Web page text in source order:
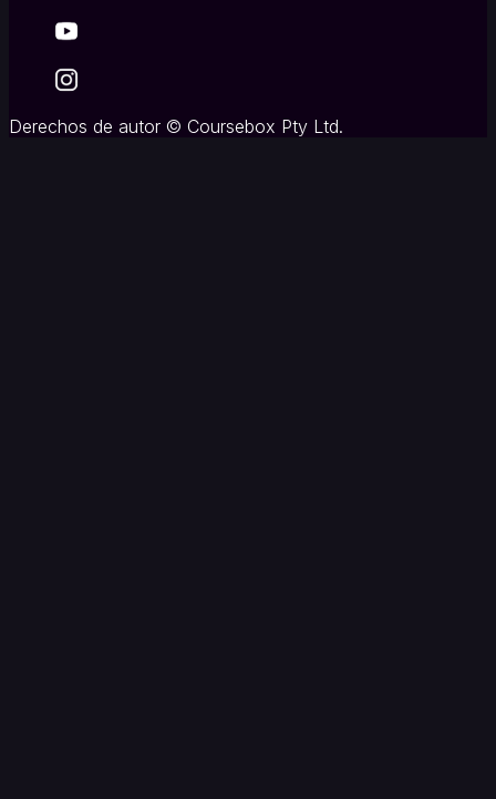
Derechos de autor © Coursebox Pty Ltd.